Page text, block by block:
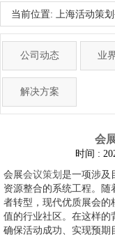
当前位置: 上海活动策划
公司动态 业
解决方案
会
时间 :
会展会议策划 是一项涉及
资源整合的系统工程。
者转型，现代优质展会的
值的行业社区。在这样的
确保活动成功、实现预期